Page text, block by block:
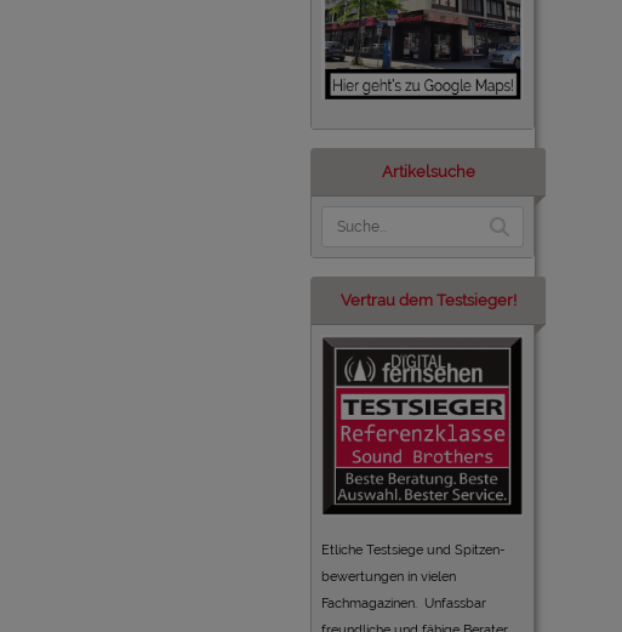
Artikelsuche
Vertrau dem Testsieger!
Etliche Testsiege und Spitzen-
bewertungen in vielen
Fachmagazinen. Unfassbar